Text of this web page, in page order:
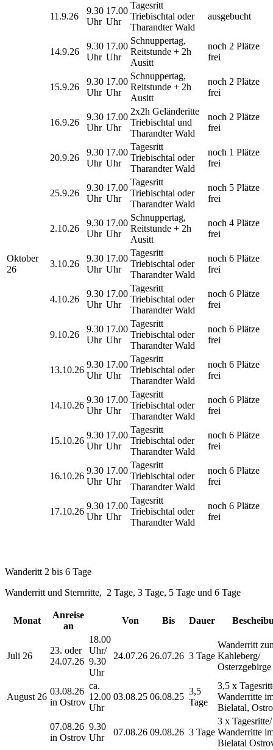
11.9.26
9.30
Uhr
17.00
Uhr
Tagesritt
Triebischtal oder
Tharandter Wald
ausgebucht
14.9.26
9.30
Uhr
17.00
Uhr
Schnuppertag,
Reitstunde + 2h
Ausitt
noch 2 Plätze
frei
15.9.26
9.30
Uhr
17.00
Uhr
Schnuppertag,
Reitstunde + 2h
Ausitt
noch 2 Plätze
frei
16.9.26
9.30
Uhr
17.00
Uhr
2x2h Geländeritte
Triebischtal und
Tharandter Wald
noch 2 Plätze
frei
20.9.26
9.30
Uhr
17.00
Uhr
Tagesritt
Triebischtal oder
Tharandter Wald
noch 1 Plätze
frei
25.9.26
9.30
Uhr
17.00
Uhr
Tagesritt
Triebischtal oder
Tharandter Wald
noch 5 Plätze
frei
2.10.26
9.30
Uhr
17.00
Uhr
Schnuppertag,
Reitstunde + 2h
Ausitt
noch 4 Plätze
frei
Oktober
26
3.10.26
9.30
Uhr
17.00
Uhr
Tagesritt
Triebischtal oder
Tharandter Wald
noch 6 Plätze
frei
4.10.26
9.30
Uhr
17.00
Uhr
Tagesritt
Triebischtal oder
Tharandter Wald
noch 6 Plätze
frei
9.10.26
9.30
Uhr
17.00
Uhr
Tagesritt
Triebischtal oder
Tharandter Wald
noch 6 Plätze
frei
13.10.26
9.30
Uhr
17.00
Uhr
Tagesritt
Triebischtal oder
Tharandter Wald
noch 6 Plätze
frei
14.10.26
9.30
Uhr
17.00
Uhr
Tagesritt
Triebischtal oder
Tharandter Wald
noch 6 Plätze
frei
15.10.26
9.30
Uhr
17.00
Uhr
Tagesritt
Triebischtal oder
Tharandter Wald
noch 6 Plätze
frei
16.10.26
9.30
Uhr
17.00
Uhr
Tagesritt
Triebischtal oder
Tharandter Wald
noch 6 Plätze
frei
17.10.26
9.30
Uhr
17.00
Uhr
Tagesritt
Triebischtal oder
Tharandter Wald
noch 6 Plätze
frei
Wanderitt 2 bis 6 Tage
Wanderritt und Sternritte, 2 Tage, 3 Tage, 5 Tage und 6 Tage
Monat
Anreise
an
Von Bis Dauer
Juli 26
23. oder
24.07.26
18.00
Uhr/
9.30
Uhr
24.07.26 26.07.26 3 Tage
Wanderritt
Kahleberg/
Osterzgebirge
August 26
03.08.26
in Ostrov
ca.
12.00
Uhr
03.08.25 06.08.25
3,5
Tage
3,5 x
Wanderritte
Bielatal,
07.08.26
in Ostrov
9.30
Uhr
07.08.26 09.08.26 3 Tage
3 x Tagesritte/
Wanderritte
Bielatal